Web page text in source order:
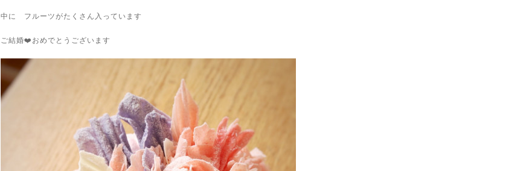
中に フルーツがたくさん入っています
ご結婚❤️おめでとうございます